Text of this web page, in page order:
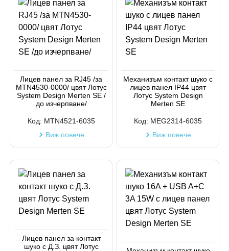
Лицев панел за RJ45 /за
MTN4530-0000/ цвят Лотус
System Design Merten SE /
до изчерпване/
Код: MTN4521-6035
Виж повече
Механизъм контакт шуко с
лицев панел IP44 цвят
Лотус System Design
Merten SE
Код: MEG2314-6035
Виж повече
Лицев панел за контакт
шуко с Д.З. цвят Лотус